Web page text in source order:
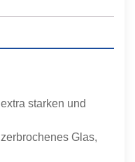
starken und
Glas,